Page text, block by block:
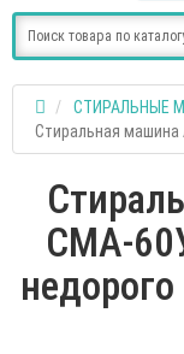
СТИРАЛЬНЫЕ
Стиральная
СМА-